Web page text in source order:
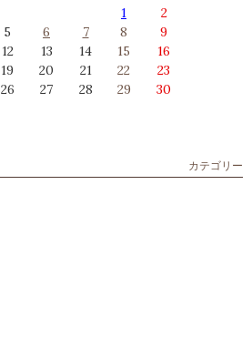
1
2
5 6 7 8
9
12 13 14 15
16
19 20 21 22
23
26 27 28 29
30
カテゴリー